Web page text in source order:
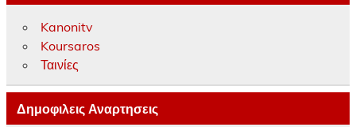
Kanonitv
Koursaros
Ταινίες
Δημοφιλεις Αναρτησεις